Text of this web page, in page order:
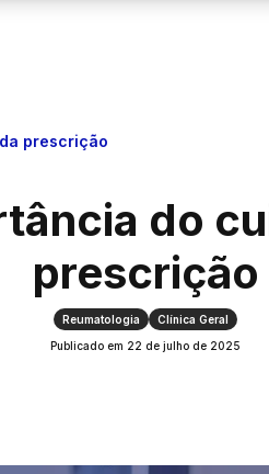
prescrição
do
prescrição
Reumatologia
Clínica Geral
Publicado em 22 de julho de 2025